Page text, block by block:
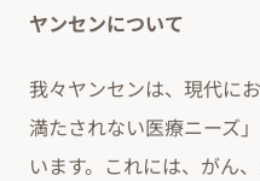
ヤンセンについて
我々ヤンセンは、現代に
満たされない医療ニーズ
います。これには、がん